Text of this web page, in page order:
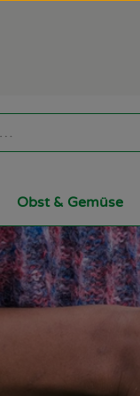
Obst & Gemüse